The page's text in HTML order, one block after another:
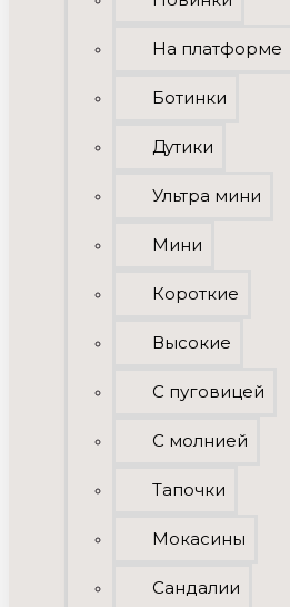
На платформе
Ботинки
Дутики
Ультра мини
Мини
Короткие
Высокие
C пуговицей
С молнией
Тапочки
Мокасины
Сандалии